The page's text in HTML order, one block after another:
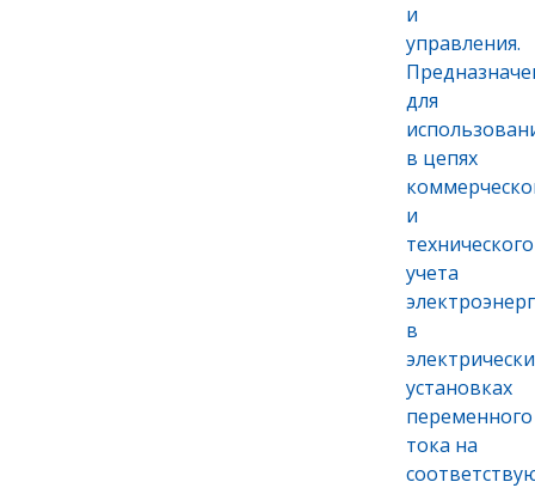
и
управления.
для
в цепях
и
технического
учета
в
установках
переменного
тока на